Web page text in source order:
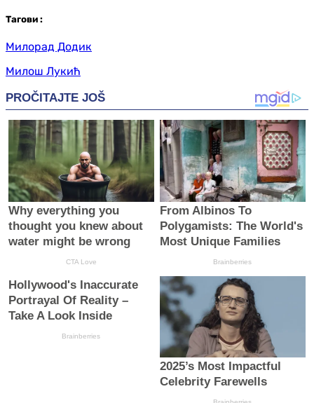
Тагови :
Милорад Додик
Милош Лукић